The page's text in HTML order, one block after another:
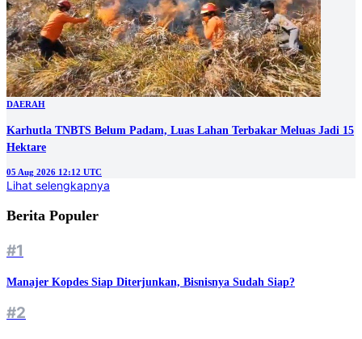
DAERAH
Karhutla TNBTS Belum Padam, Luas Lahan Terbakar Meluas Jadi 15
Hektare
05 Aug 2026 12:12 UTC
Lihat selengkapnya
Berita Populer
#1
Manajer Kopdes Siap Diterjunkan, Bisnisnya Sudah Siap?
#2